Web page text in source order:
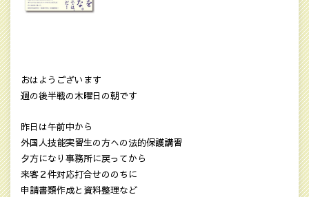
おはようございます
週の後半戦の木曜日の朝です
昨日は午前中から
外国人技能実習生の方への法的保護講習
夕方になり事務所に戻ってから
来客２件対応打合せののちに
申請書類作成と資料整理など